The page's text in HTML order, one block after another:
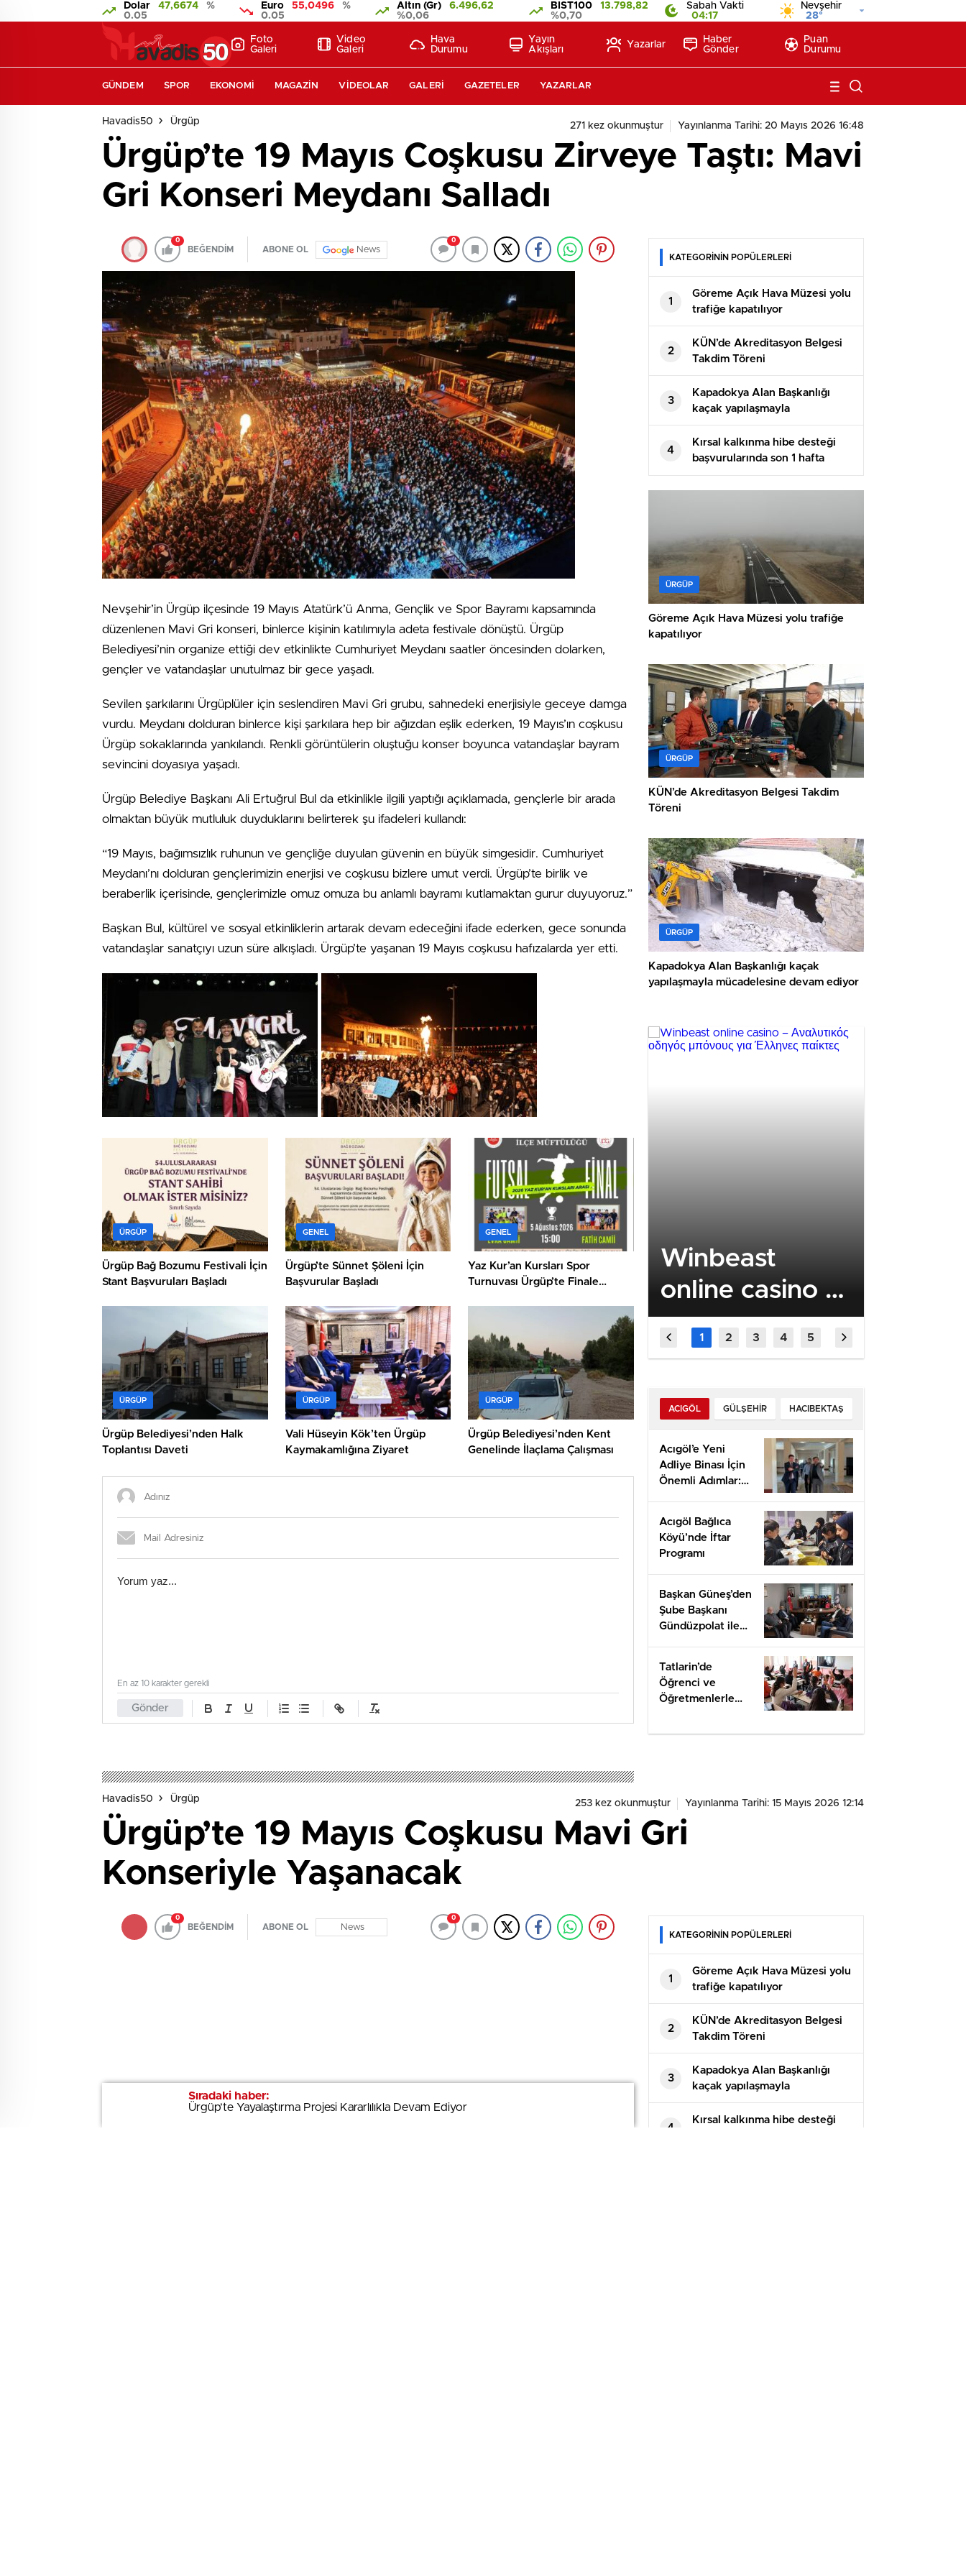
Dolar 47,6674
%
0.05
Euro 55,0496
%
0.05
Altın (Gr)
6.496,62
%0,06
BIST100
13.798,82
%0,70
Sabah Vakti
04:17
Nevşehir
28°
Foto
Galeri
Video
Galeri
Hava
Durumu
Yayın
Akışları
Yazarlar
Haber
Gönder
Puan
Durumu
GÜNDEM SPOR EKONOMI MAGAZIN VIDEOLAR GALERI GAZETELER YAZARLAR
Havadis50 Ürgüp 271 kez okunmuştur Yayınlanma Tarihi: 20 Mayıs 2026 16:48
Ürgüp’te 19 Mayıs Coşkusu Zirveye Taştı: Mavi
Gri Konseri Meydanı Salladı
0
BEĞENDİM ABONE OL News
0
Nevşehir’in Ürgüp ilçesinde 19 Mayıs Atatürk’ü Anma, Gençlik ve Spor Bayramı kapsamında
düzenlenen Mavi Gri konseri, binlerce kişinin katılımıyla adeta festivale dönüştü. Ürgüp
Belediyesi’nin organize ettiği dev etkinlikte Cumhuriyet Meydanı saatler öncesinden dolarken,
gençler ve vatandaşlar unutulmaz bir gece yaşadı.
Sevilen şarkılarını Ürgüplüler için seslendiren Mavi Gri grubu, sahnedeki enerjisiyle geceye damga
vurdu. Meydanı dolduran binlerce kişi şarkılara hep bir ağızdan eşlik ederken, 19 Mayıs’ın coşkusu
Ürgüp sokaklarında yankılandı. Renkli görüntülerin oluştuğu konser boyunca vatandaşlar bayram
sevincini doyasıya yaşadı.
Ürgüp Belediye Başkanı Ali Ertuğrul Bul da etkinlikle ilgili yaptığı açıklamada, gençlerle bir arada
olmaktan büyük mutluluk duyduklarını belirterek şu ifadeleri kullandı:
“19 Mayıs, bağımsızlık ruhunun ve gençliğe duyulan güvenin en büyük simgesidir. Cumhuriyet
Meydanı’nı dolduran gençlerimizin enerjisi ve coşkusu bizlere umut verdi. Ürgüp’te birlik ve
beraberlik içerisinde, gençlerimizle omuz omuza bu anlamlı bayramı kutlamaktan gurur duyuyoruz.”
Başkan Bul, kültürel ve sosyal etkinliklerin artarak devam edeceğini ifade ederken, gece sonunda
vatandaşlar sanatçıyı uzun süre alkışladı. Ürgüp’te yaşanan 19 Mayıs coşkusu hafızalarda yer etti.
ÜRGÜP
Ürgüp Bağ Bozumu Festivali İçin
Stant Başvuruları Başladı
GENEL
Ürgüp’te Sünnet Şöleni İçin
Başvurular Başladı
GENEL
Yaz Kur’an Kursları Spor
Turnuvası Ürgüp’te Finale
ÜRGÜP
Ürgüp Belediyesi’nden Halk
Toplantısı Daveti
ÜRGÜP
Vali Hüseyin Kök’ten Ürgüp
Kaymakamlığına Ziyaret
ÜRGÜP
Ürgüp Belediyesi’nden Kent
Genelinde İlaçlama Çalışması
Gönder
En az 10 karakter gerekli
Sıradaki haber:
Ürgüp’te Yayalaştırma Projesi Kararlılıkla Devam Ediyor
KATEGORİNİN POPÜLERLERİ
1
Göreme Açık Hava Müzesi yolu
trafiğe kapatılıyor
2
KÜN’de Akreditasyon Belgesi
Takdim Töreni
3
Kapadokya Alan Başkanlığı
kaçak yapılaşmayla
mücadelesine devam ediyor
4
Kırsal kalkınma hibe desteği
başvurularında son 1 hafta
ÜRGÜP
Göreme Açık Hava Müzesi yolu trafiğe
kapatılıyor
ÜRGÜP
KÜN’de Akreditasyon Belgesi Takdim
Töreni
ÜRGÜP
Kapadokya Alan Başkanlığı kaçak
yapılaşmayla mücadelesine devam ediyor
Winbeast
online casino –
Αναλυτικός
οδηγός
Έλληνες
παίκτες
ACIGÖL GÜLŞEHIR HACIBEKTAŞ
Acıgöl’e Yeni
Adliye Binası İçin
Önemli Adımlar:
Değerlendirmesi
Acıgöl Bağlıca
Köyü’nde İftar
Programı
Başkan Güneş’den
Şube Başkanı
Gündüzpolat ile
Tatlarin’de
Öğrenci ve
Öğretmenlerle
Havadis50 Ürgüp 253 kez okunmuştur Yayınlanma Tarihi: 15 Mayıs 2026 12:14
Ürgüp’te 19 Mayıs Coşkusu Mavi Gri
Konseriyle Yaşanacak
0
BEĞENDİM ABONE OL News
0
Sıradaki haber:
Ürgüp’te Yayalaştırma Projesi Kararlılıkla Devam Ediyor
KATEGORİNİN POPÜLERLERİ
1
Göreme Açık Hava Müzesi yolu
trafiğe kapatılıyor
2
KÜN’de Akreditasyon Belgesi
Takdim Töreni
3
Kapadokya Alan Başkanlığı
kaçak yapılaşmayla
mücadelesine devam ediyor
4
Kırsal kalkınma hibe desteği